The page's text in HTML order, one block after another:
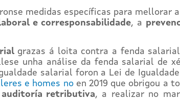
medidas específicas para mellorar a
e corresponsabilidade, a
grazas á loita contra a fenda
unha análise da fenda salarial de
salarial foron a Lei de
e homes no en 2019 que obrigou a
auditoría retributiva, a realizar no